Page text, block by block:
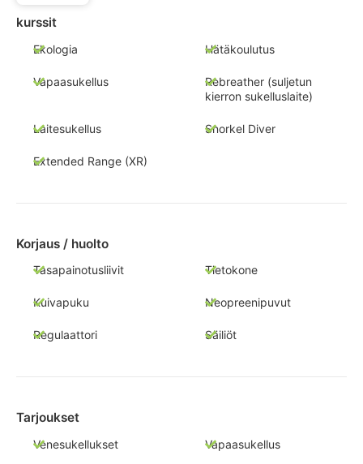
kurssit
Ekologia Hätäkoulutus
Vapaasukellus
Rebreather (suljetun
kierron sukelluslaite)
Laitesukellus Snorkel Diver
Extended Range (XR)
Korjaus / huolto
Tasapainotusliivit Tietokone
Kuivapuku Neopreenipuvut
Regulaattori Säiliöt
Tarjoukset
Venesukellukset Vapaasukellus